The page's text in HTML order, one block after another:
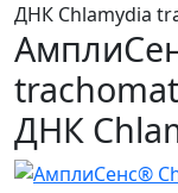
ДНК Chlamydia
ДНК